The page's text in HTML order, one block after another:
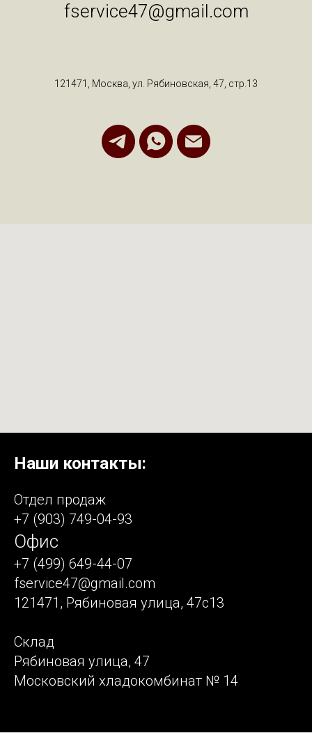
fservice47@gmail.com
121471, Москва, ул. Рябиновская, 47, стр.13
Наши контакты:
Отдел продаж
+7 (903) 749-04-93
Офис
+7 (499) 649-44-07
fservice47@gmail.com
121471, Рябиновая улица, 47с13
Склад
Рябиновая улица, 47
Московский хладокомбинат № 14